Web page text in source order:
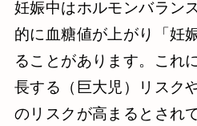
妊娠中はホルモンバラン
的に血糖値が上がり「妊
ることがあります。これ
長する（巨大児）リスク
のリスクが高まるとされ